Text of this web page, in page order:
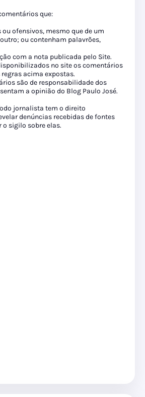
que:
ou ofensivos, mesmo que de um
ou contenham palavrões,
com a nota publicada pelo Site.
no site os comentários
acima expostas.
são de responsabilidade dos
a opinião do Blog Paulo José.
jornalista tem o direito
denúncias recebidas de fontes
sigilo sobre elas.